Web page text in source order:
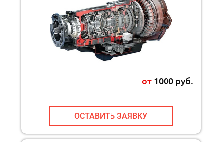
от1000 руб.
ОСТАВИТЬ ЗАЯВКУ